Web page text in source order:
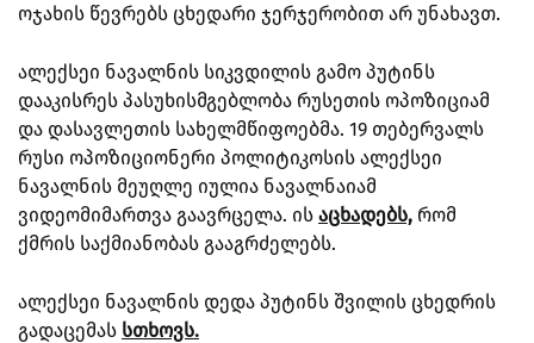
ოჯახის წევრებს ცხედარი ჯერჯერობით არ უნახავთ.
ალექსეი ნავალნის სიკვდილის გამო პუტინს
დააკისრეს პასუხისმგებლობა რუსეთის ოპოზიციამ
და დასავლეთის სახელმწიფოებმა. 19 თებერვალს
რუსი ოპოზიციონერი პოლიტიკოსის ალექსეი
ნავალნის მეუღლე იულია ნავალნაიამ
ვიდეომიმართვა გაავრცელა. ის აცხადებს, რომ
ქმრის საქმიანობას გააგრძელებს.
ალექსეი ნავალნის დედა პუტინს შვილის ცხედრის
გადაცემას სთხოვს.